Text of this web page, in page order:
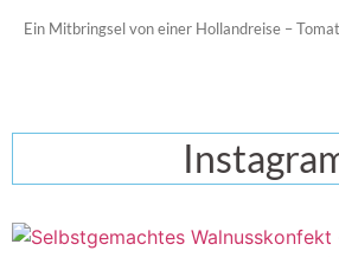
Ein Mitbringsel von einer Hollandreise –